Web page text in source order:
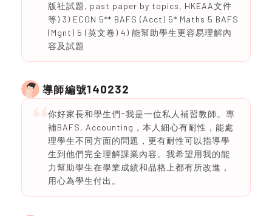
版社試題, past paper by topics, HKEAA文件
等) 3) ECON 5** BAFS (Acct) 5* Maths 5 BAFS
(Mgnt) 5 (英文卷) 4) 能幫助學生更容易理解內
容及試題
導師編號140232
你好家長和學生們ｰ我是一位私人補習教師。專
補BAFS, Accounting，本人細心有耐性，能處
理學生不同方面的問題，更有耐性可以指導學
生到他們完全理解課業內容。我希望用我的能
力幫助學生在學業成績和品格上都有所改進，
用心為學生付出。